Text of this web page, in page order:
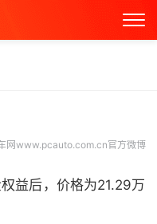
网www.pcauto.com.cn官方微博
益后，价格为21.29万